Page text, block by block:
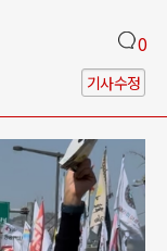
0
기사수정